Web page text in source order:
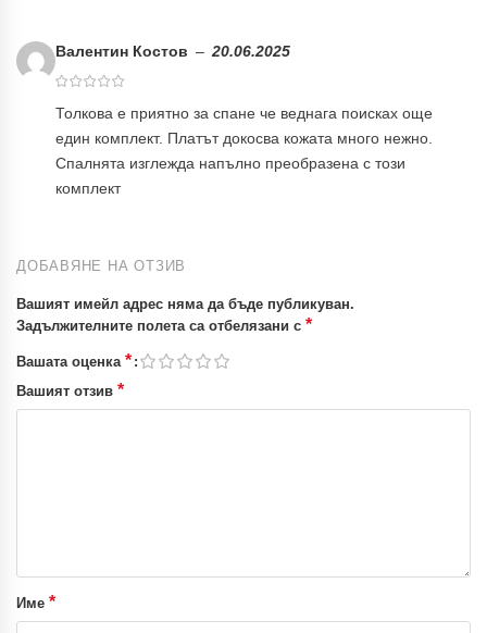
Валентин Костов – 20.06.2025
Толкова е приятно за спане че веднага поисках още
един комплект. Платът докосва кожата много нежно.
Спалнята изглежда напълно преобразена с този
комплект
ДОБАВЯНЕ НА ОТЗИВ
Вашият имейл адрес няма да бъде публикуван.
Задължителните полета са отбелязани с *
Вашата оценка *
Вашият отзив *
Име *